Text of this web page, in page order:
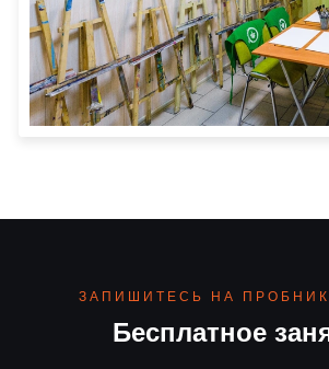
Бесплатное
ЗАПИШИТЕСЬ НА